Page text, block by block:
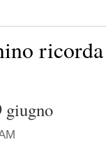
giugno